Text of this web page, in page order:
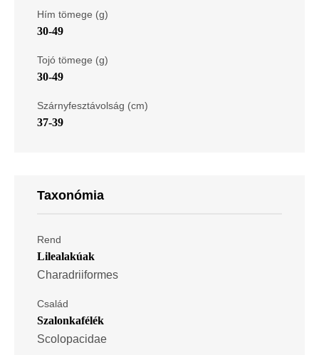
Hím tömege (g)
30-49
Tojó tömege (g)
30-49
Szárnyfesztávolság (cm)
37-39
Taxonómia
Rend
Lilealakúak
Charadriiformes
Család
Szalonkafélék
Scolopacidae